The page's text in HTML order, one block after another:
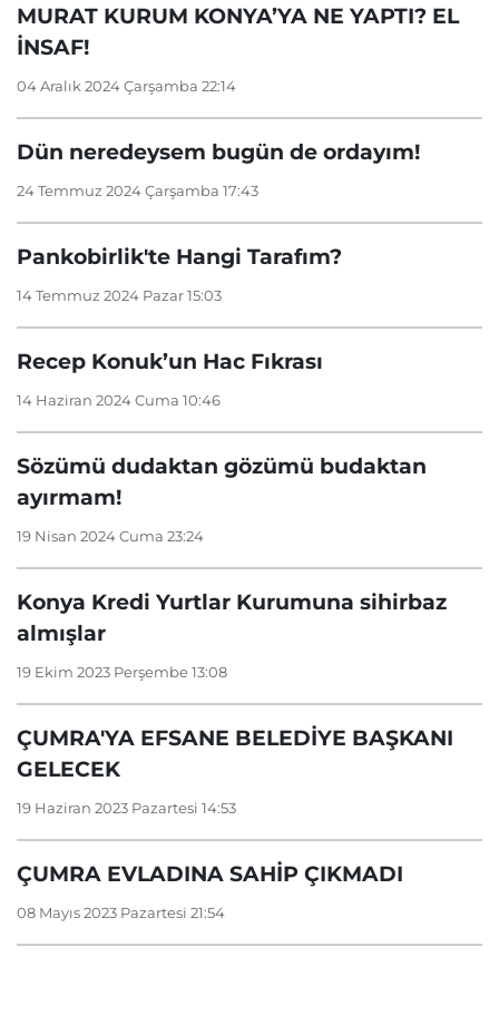
MURAT KURUM KONYA’YA NE YAPTI? EL
İNSAF!
04 Aralık 2024 Çarşamba 22:14
Dün neredeysem bugün de ordayım!
24 Temmuz 2024 Çarşamba 17:43
Pankobirlik'te Hangi Tarafım?
14 Temmuz 2024 Pazar 15:03
Recep Konuk’un Hac Fıkrası
14 Haziran 2024 Cuma 10:46
Sözümü dudaktan gözümü budaktan
ayırmam!
19 Nisan 2024 Cuma 23:24
Konya Kredi Yurtlar Kurumuna sihirbaz
almışlar
19 Ekim 2023 Perşembe 13:08
ÇUMRA'YA EFSANE BELEDİYE BAŞKANI
GELECEK
19 Haziran 2023 Pazartesi 14:53
ÇUMRA EVLADINA SAHİP ÇIKMADI
08 Mayıs 2023 Pazartesi 21:54